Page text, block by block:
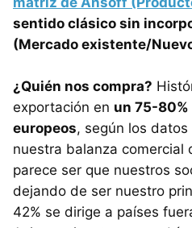
sentido clásico sin
(Mercado existente/
¿Quién nos compra?
exportación en un 75-
europeos, según los
nuestra balanza comercial
parece ser que nuestros
dejando de ser nuestro
42% se dirige a países